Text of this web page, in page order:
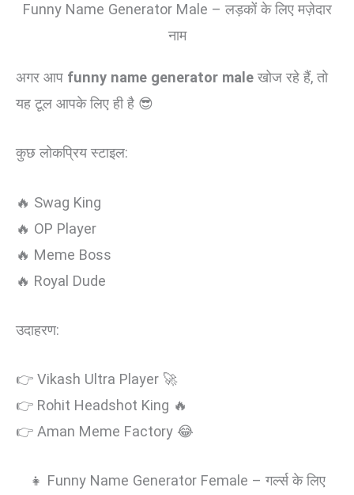
Funny Name Generator Male – लड़कों के लिए मज़ेदार
नाम
अगर आप funny name generator maleखोज रहे हैं, तो
यह टूल आपके लिए ही है 😎
कुछ लोकप्रिय स्टाइल:
🔥 Swag King
🔥 OP Player
🔥 Meme Boss
🔥 Royal Dude
उदाहरण:
👉 Vikash Ultra Player 🚀
👉 Rohit Headshot King 🔥
👉 Aman Meme Factory 😂
👧 Funny Name Generator Female – गर्ल्स के लिए